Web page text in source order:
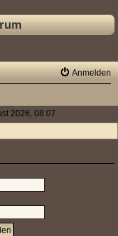
Anmelden
2026, 08:07